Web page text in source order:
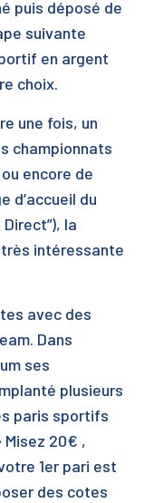
puis déposé de
suivante
en argent
choix.
une fois, un
championnats
encore de
d’accueil du
la
intéressante
avec des
Dans
ses
plusieurs
paris sportifs
20€ ,
1er pari est
des cotes